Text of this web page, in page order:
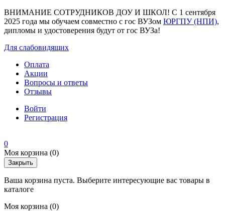
ВНИМАНИЕ СОТРУДНИКОВ ДОУ И ШКОЛ! С 1 сентября
2025 года мы обучаем совместно с гос ВУЗом ЮРГПУ (НПИ),
дипломы и удостоверения будут от гос ВУЗа!
Для слабовидящих
Оплата
Акции
Вопросы и ответы
Отзывы
Войти
Регистрация
0
Моя корзина (0)
Закрыть
Ваша корзина пуста. Выберите интересующие вас товары в
каталоге
Моя корзина (0)